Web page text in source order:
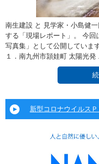
南生建設 と 見学家・小島健
する「現場レポート」。 今
写真集」として公開していま
１．南九州市頴娃町 太陽光発
新型コロナウイルス